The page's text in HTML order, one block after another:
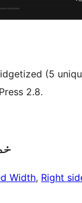
(5
2.8.
Width, Right